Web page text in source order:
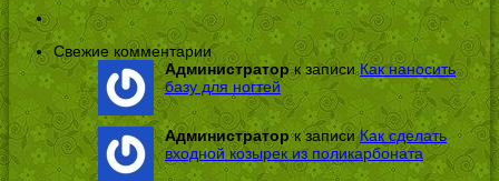
Свежие комментарии
Администраторк записиКак наносить
базу для ногтей
Администраторк записиКак сделать
входной козырек из поликарбоната